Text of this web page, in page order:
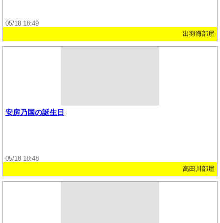
05/18 18:49
出羽海部屋
安房乃国の誕生日
05/18 18:48
高田川部屋